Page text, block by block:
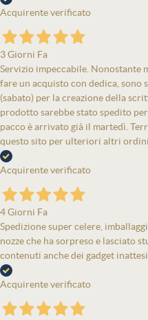
Acquirente verificato
3 Giorni Fa
Servizio impeccabile. Nonostante
fare un acquisto con dedica, sono
(sabato) per la creazione della
prodotto sarebbe stato spedito
pacco è arrivato già il martedì.
questo sito per ulteriori altri
Acquirente verificato
4 Giorni Fa
Spedizione super celere,
nozze che ha sorpreso e lasciato
contenuti anche dei gadget
Acquirente verificato